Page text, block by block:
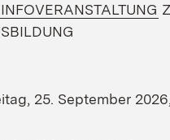
INFOVERANSTALTUNG
25. September